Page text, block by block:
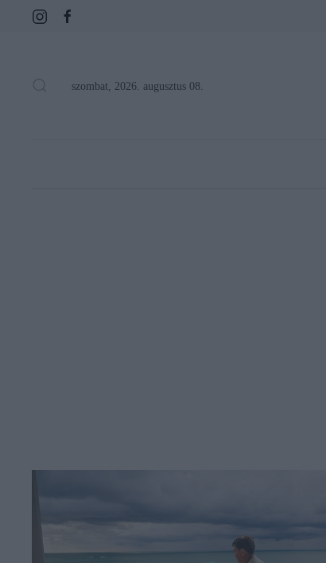
szombat, 2026. augusztus 08.